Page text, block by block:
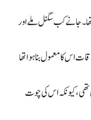
جانے کب سگنل ملے اور
اس کا معمول بنا ہوا تھا
تھی، کیونکہ اس کی چوت